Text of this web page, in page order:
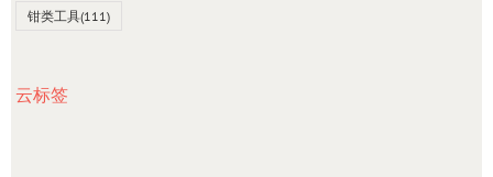
钳类工具(111)
云标签